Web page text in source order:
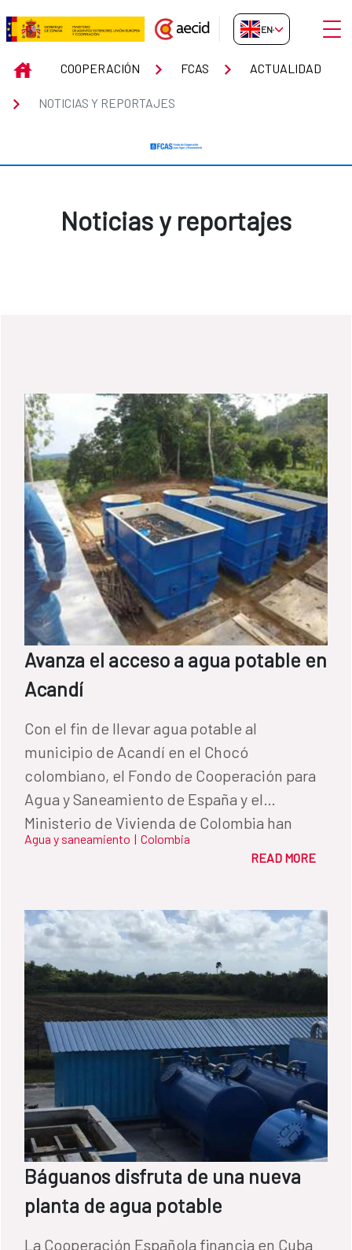
Skip to Main Content
Noticias y reportajes
EN-GB
INICIOCOOPERACIÓN FCAS ACTUALIDAD
NOTICIAS Y REPORTAJES
Noticias y reportajes
Avanza el acceso a agua potable en
Acandí
Con el fin de llevar agua potable al
municipio de Acandí en el Chocó
colombiano, el Fondo de Cooperación para
Agua y Saneamiento de España y el
Ministerio de Vivienda de Colombia han
hecho una inversión de más de tres millones
vida la población.
Agua y saneamiento | Colombia
READ MORE
Báguanos disfruta de una nueva
planta de agua potable
La Cooperación Española financia en Cuba